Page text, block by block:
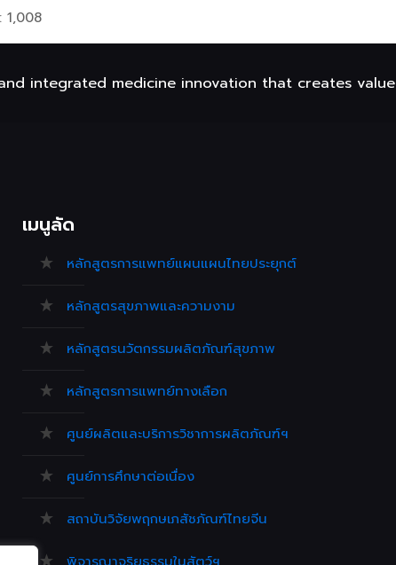
1,008
integrated medicine innovation that creates
เมนูลัด
หลักสูตรการแพทย์แผนแผนไทยประยุกต์
หลักสูตรสุขภาพและความงาม
หลักสูตรนวัตกรรมผลิตภัณฑ์สุขภาพ
หลักสูตรการแพทย์ทางเลือก
ศูนย์ผลิตและบริการวิชาการผลิตภัณฑ์ฯ
ศูนย์การศึกษาต่อเนื่อง
สถาบันวิจัยพฤกษเภสัชภัณฑ์ไทยจีน